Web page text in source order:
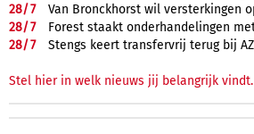
28/7
Van Bronckhorst wil versterkingen
28/7
Forest staakt onderhandelingen
28/7 Stengs keert transfervrij terug bij AZ
Stel hier in welk nieuws jij belangrijk vindt.